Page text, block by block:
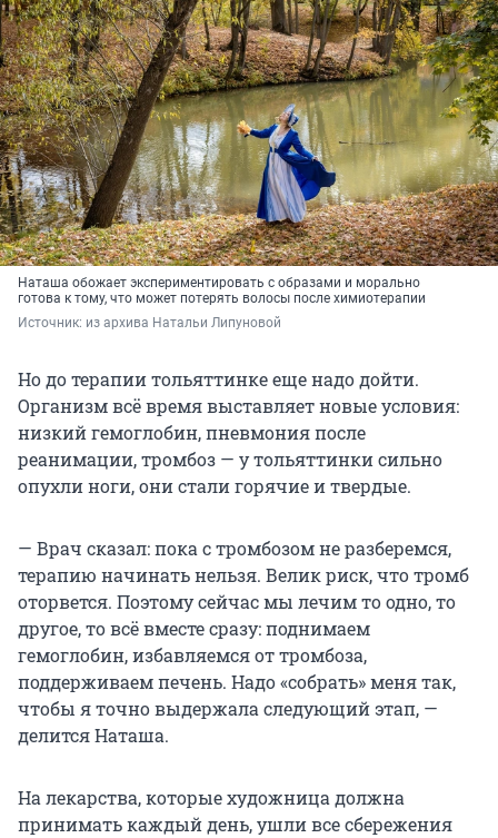
Наташа обожает экспериментировать с образами и морально
готова к тому, что может потерять волосы после химиотерапии
Источник: из архива Натальи Липуновой
Но до терапии тольяттинке еще надо дойти.
Организм всё время выставляет новые условия:
низкий гемоглобин, пневмония после
реанимации, тромбоз — у тольяттинки сильно
опухли ноги, они стали горячие и твердые.
— Врач сказал: пока с тромбозом не разберемся,
терапию начинать нельзя. Велик риск, что тромб
оторвется. Поэтому сейчас мы лечим то одно, то
другое, то всё вместе сразу: поднимаем
гемоглобин, избавляемся от тромбоза,
поддерживаем печень. Надо «собрать» меня так,
чтобы я точно выдержала следующий этап, —
делится Наташа.
На лекарства, которые художница должна
принимать каждый день, ушли все сбережения